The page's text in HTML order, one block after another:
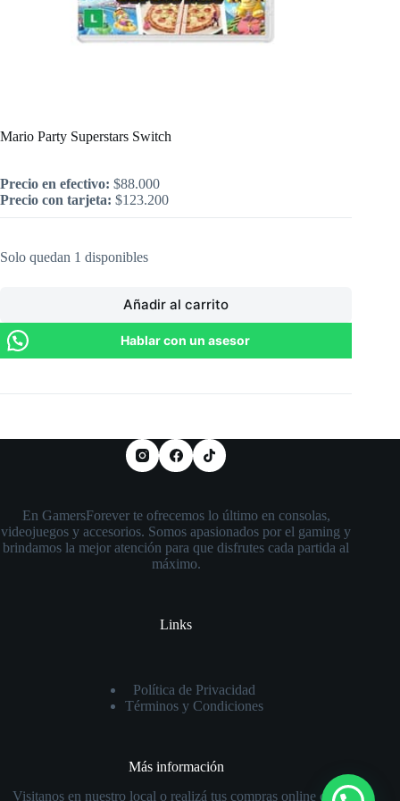
Mario Party Superstars Switch
Precio en efectivo: $88.000
Precio con tarjeta: $123.200
Solo quedan 1 disponibles
Añadir al carrito
Hablar con un asesor
En GamersForever te ofrecemos lo último en consolas,
videojuegos y accesorios. Somos apasionados por el gaming y
brindamos la mejor atención para que disfrutes cada partida al
máximo.
Links
Política de Privacidad
Términos y Condiciones
Más información
Visitanos en nuestro local o realizá tus compras online con